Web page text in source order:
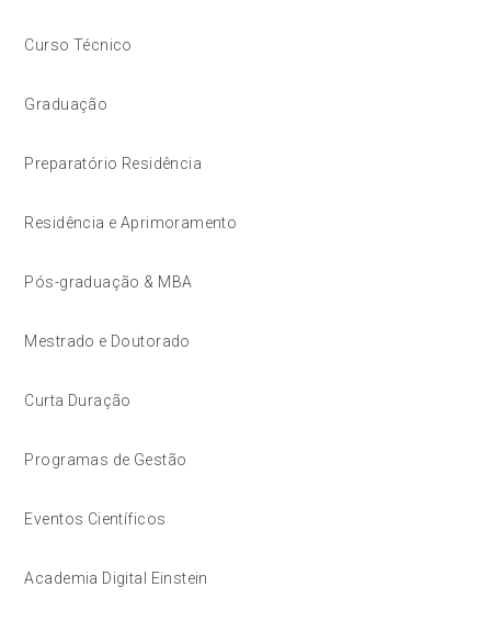
Curso Técnico
Graduação
Preparatório Residência
Residência e Aprimoramento
Pós-graduação & MBA
Mestrado e Doutorado
Curta Duração
Programas de Gestão
Eventos Científicos
Academia Digital Einstein